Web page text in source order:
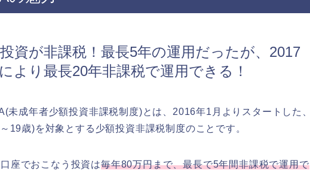
資が非課税！最長5年の運用だったが、2017
より最長20年非課税で運用できる！
未成年者少額投資非課税制度)とは、2016年1月よりスタートした、
19歳)を対象とする少額投資非課税制度のことです。
座でおこなう投資は毎年80万円まで、最長で5年間非課税で運用で